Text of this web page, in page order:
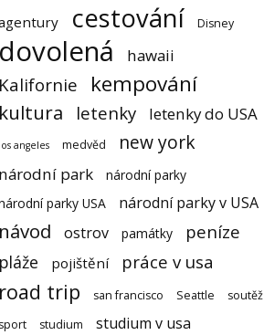
cestování Disney
hawaii
kempování
letenky letenky do USA
angeles medvěd new york
park
národní parky
parky USA
národní parky v USA
ostrov památky peníze
pojištění práce v usa
trip san francisco Seattle
soutěž
studium studium v usa